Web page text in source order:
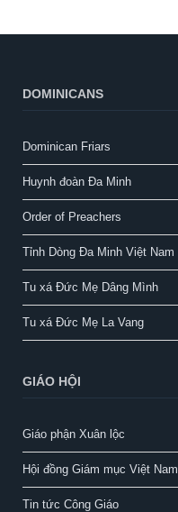
DOMINICANS
Dominican Friars
Huynh đoàn Đa Minh
Order of Preachers
Tỉnh Dòng Đa Minh Việt Nam
Tu xá Đức Mẹ Dâng Mình
Tu xá Đức Mẹ La Vang
GIÁO HỘI
Giáo phận Xuân lộc
Hội đồng Giám mục Việt Nam
Tin tức Công Giáo